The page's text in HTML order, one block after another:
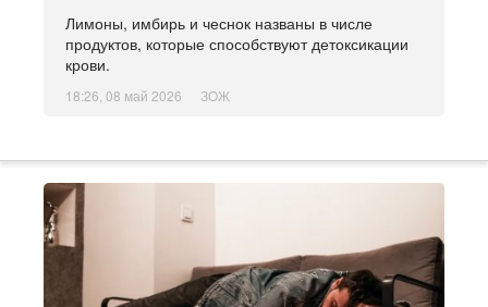
Лимоны, имбирь и чеснок названы в числе
продуктов, которые способствуют детоксикации
крови.
18:26, 08 май 2026 ЗОЖ